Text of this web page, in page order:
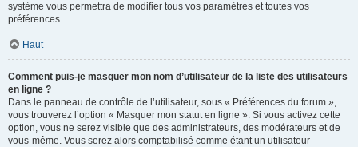
système vous permettra de modifier tous vos paramètres et toutes vos
préférences.
Haut
Comment puis-je masquer mon nom d’utilisateur de la liste des utilisateurs
en ligne ?
Dans le panneau de contrôle de l’utilisateur, sous « Préférences du forum »,
vous trouverez l’option « Masquer mon statut en ligne ». Si vous activez cette
option, vous ne serez visible que des administrateurs, des modérateurs et de
vous-même. Vous serez alors comptabilisé comme étant un utilisateur